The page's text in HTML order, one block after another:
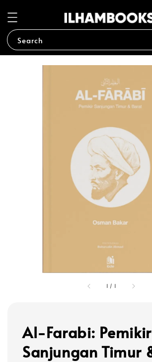
Search
1 / 1
Al-Farabi: Pemikir
Sanjungan Timur